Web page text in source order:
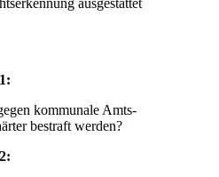
kommunale Amts-
bestraft werden?